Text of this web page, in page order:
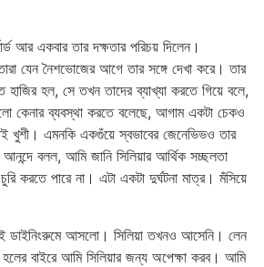
আর একবার তার দক্ষতার পরিচয় দিলেন।
যেন নৈশভোজের আগে তার সঙ্গে দেখা করে। তার
হাজির হল, সে তখন তাদের ব্যাখ্যা করতে গিয়ে বলে,
কেনার ব্যবস্থা করতে বলেছে, আগাম একটা চেকও
খুশী। এমনকি একগুঁয়ে স্বভাবের জেনেভিভও তার
আনন্দে বলল, আমি জানি সিলিয়ার আর্থিক সচ্ছলতা
করতে পারে না। এটা একটা দুর্ঘটনা মাত্র। মঁসিয়ে
ডাইনিংরুমে আসলো। সিলিয়া তখনও আসেনি। লেন
হলের বাইরে আমি সিলিয়ার জন্য অপেক্ষা করব। আমি